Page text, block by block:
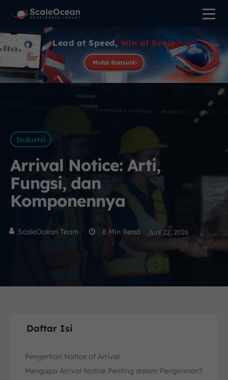
Lead at Speed, Win at Scale
Mulai Konsul
Industri
Arrival Notice: Arti,
Fungsi, dan
Komponennya
ScaleOcean Team 8 Min Read Juni 22, 2026
Daftar Isi
Pengertian Notice of Arrival
Mengapa Arrival Notice Penting dalam Pengiriman?